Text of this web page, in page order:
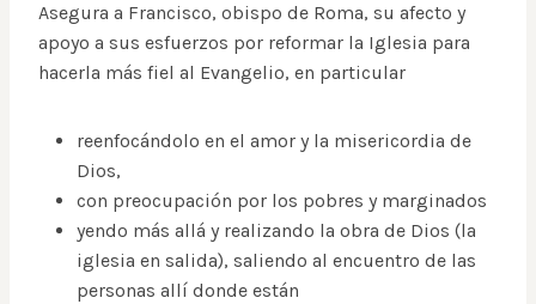
Asegura a Francisco, obispo de Roma, su afecto y
apoyo a sus esfuerzos por reformar la Iglesia para
hacerla más fiel al Evangelio, en particular
reenfocándolo en el amor y la misericordia de
Dios,
con preocupación por los pobres y marginados
yendo más allá y realizando la obra de Dios (la
iglesia en salida), saliendo al encuentro de las
personas allí donde están